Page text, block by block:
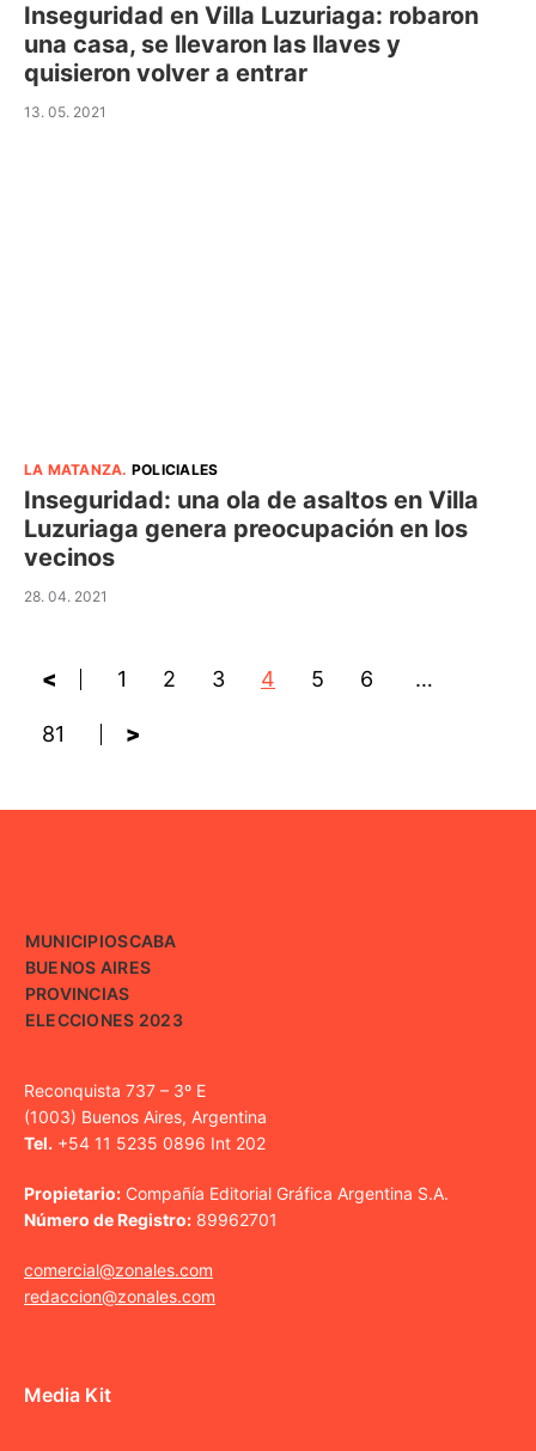
Inseguridad en Villa Luzuriaga: robaron
una casa, se llevaron las llaves y
quisieron volver a entrar
13. 05. 2021
LA MATANZA. POLICIALES
Inseguridad: una ola de asaltos en Villa
Luzuriaga genera preocupación en los
vecinos
28. 04. 2021
< 1 2 3 4 5 6 …
81 >
MUNICIPIOSCABA
BUENOS AIRES
PROVINCIAS
ELECCIONES 2023
Reconquista 737 – 3º E
(1003) Buenos Aires, Argentina
Tel. +54 11 5235 0896 Int 202
Propietario: Compañía Editorial Gráfica Argentina S.A.
Número de Registro: 89962701
comercial@zonales.com
redaccion@zonales.com
Media Kit